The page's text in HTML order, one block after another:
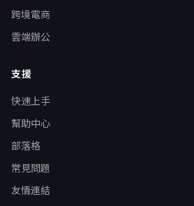
跨境電商
雲端辦公
支援
快速上手
幫助中心
部落格
常見問題
友情連結